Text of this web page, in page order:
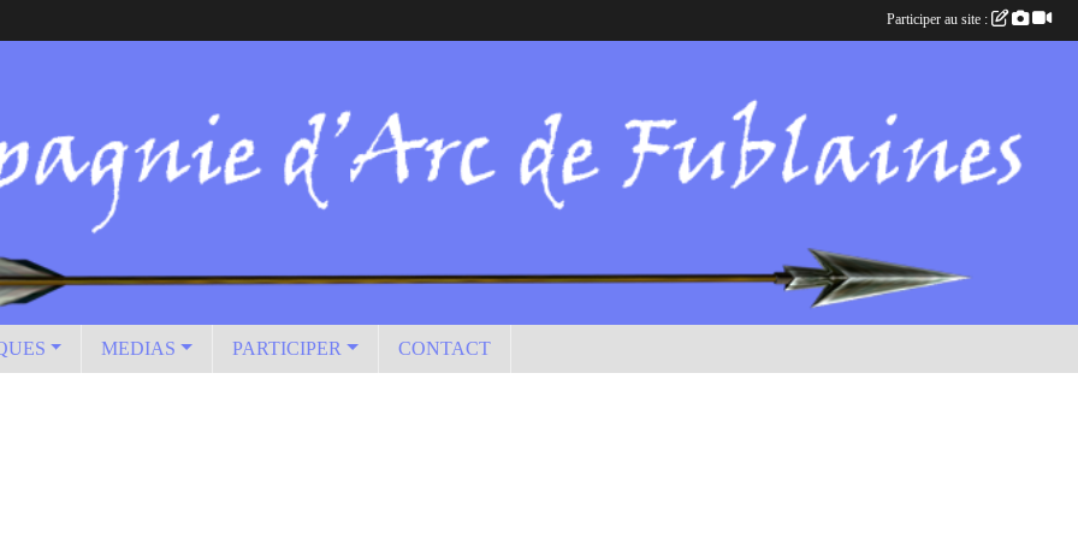
MEDIAS PARTICIPER CONTACT
Participer au site :